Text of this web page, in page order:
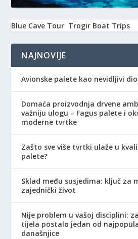
Blue Cave Tour Trogir Boat Trips
NAJNOVIJE
Avionske palete kao nevidljivi
Domaća proizvodnja drvene
važniju ulogu – Fagus palete i
moderne tvrtke
Zašto sve više tvrtki ulaže u
palete?
Sklad među susjedima: ključ za
zajednički život
Nije problem u vašoj disciplini:
tijela postalo jedan od
današnjice